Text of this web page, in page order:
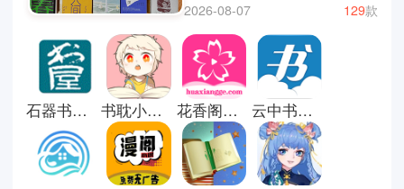
等。在这里你们可以根据个人喜好
选择不同的书籍阅读，当然也可以
离线下载并在无网络的环境下依旧
能够享受书籍中的乐趣。小编常用
七猫小说、起点读书、番茄小说等
来进行阅读，小说资源非常丰富与
持续更新，能够在第一时间阅读最
新篇章，还提供了护眼模式、字体
2026-08-07 129款
石器书屋十八书屋 书耽小说软件 花香阁小说 云中书城小说阅读网